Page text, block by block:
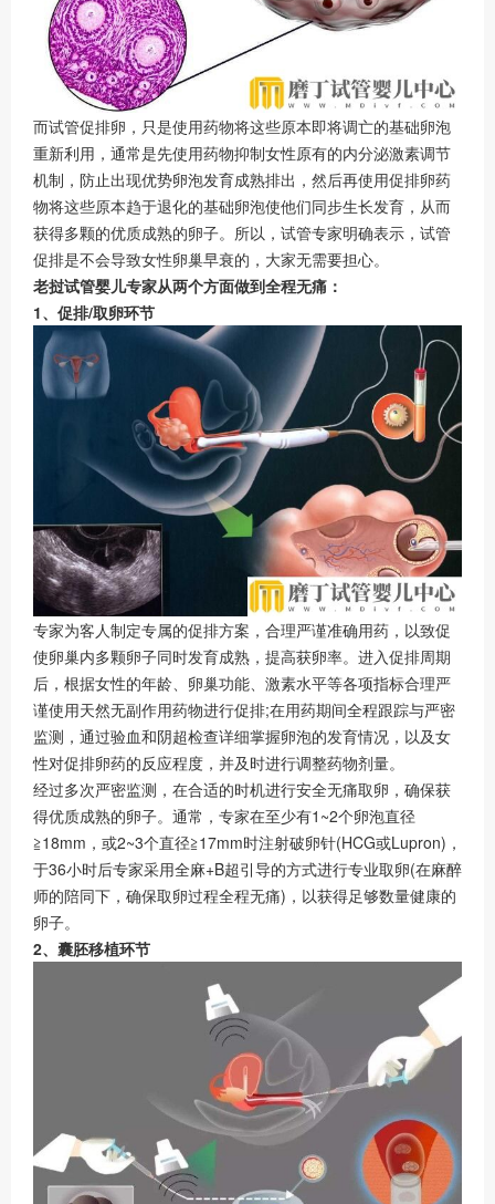
而试管促排卵，只是使用药物将这些原本即将调亡的基础卵泡
重新利用，通常是先使用药物抑制女性原有的内分泌激素调节
机制，防止出现优势卵泡发育成熟排出，然后再使用促排卵药
物将这些原本趋于退化的基础卵泡使他们同步生长发育，从而
获得多颗的优质成熟的卵子。所以，试管专家明确表示，试管
促排是不会导致女性卵巢早衰的，大家无需要担心。
老挝试管婴儿专家从两个方面做到全程无痛：
1、促排/取卵环节
专家为客人制定专属的促排方案，合理严谨准确用药，以致促
使卵巢内多颗卵子同时发育成熟，提高获卵率。进入促排周期
后，根据女性的年龄、卵巢功能、激素水平等各项指标合理严
谨使用天然无副作用药物进行促排;在用药期间全程跟踪与严密
监测，通过验血和阴超检查详细掌握卵泡的发育情况，以及女
性对促排卵药的反应程度，并及时进行调整药物剂量。
经过多次严密监测，在合适的时机进行安全无痛取卵，确保获
得优质成熟的卵子。通常，专家在至少有1~2个卵泡直径
≧18mm，或2~3个直径≧17mm时注射破卵针(HCG或Lupron)，
于36小时后专家采用全麻+B超引导的方式进行专业取卵(在麻醉
师的陪同下，确保取卵过程全程无痛)，以获得足够数量健康的
卵子。
2、囊胚移植环节